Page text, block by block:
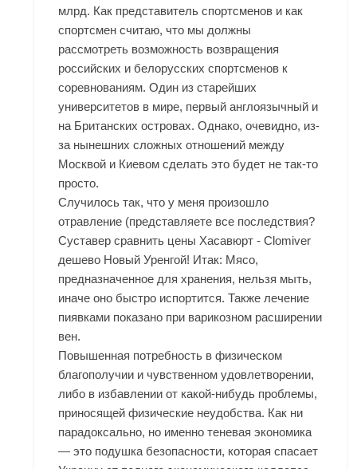
млрд. Как представитель спортсменов и как
спортсмен считаю, что мы должны
рассмотреть возможность возвращения
российских и белорусских спортсменов к
соревнованиям. Один из старейших
университетов в мире, первый англоязычный и
на Британских островах. Однако, очевидно, из-
за нынешних сложных отношений между
Москвой и Киевом сделать это будет не так-то
просто.
Случилось так, что у меня произошло
отравление (представляете все последствия?
Суставер сравнить цены Хасавюрт - Clomiver
дешево Новый Уренгой! Итак: Мясо,
предназначенное для хранения, нельзя мыть,
иначе оно быстро испортится. Также лечение
пиявками показано при варикозном расширении
вен.
Повышенная потребность в физическом
благополучии и чувственном удовлетворении,
либо в избавлении от какой-нибудь проблемы,
приносящей физические неудобства. Как ни
парадоксально, но именно теневая экономика
— это подушка безопасности, которая спасает